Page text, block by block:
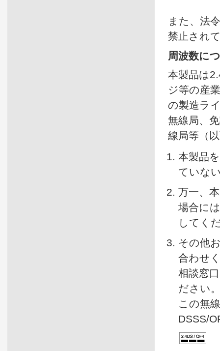
また、法
禁止され
周波数に
本製品は
ジ等の産
の製造ラ
無線局、
線局等（
本製品
ていな
万一、
場合に
してく
その他
合わせ
相談窓
ださい
この無
DSSS/